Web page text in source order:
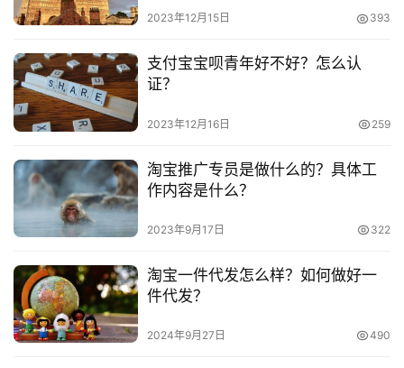
淘宝开店个人和企业七大区别
本文来自投稿，不代表早谈创业网立场，作者：欧阳, 微澜，如
https://www.zaotuan.com.cn/141357.html
版权声明：本文内容由互联网用户自发贡献，该文观点仅代表
作者本人。本站仅提供信息存储空间服务，不拥有所有权，不
容， 请发送邮件至153055113@qq.com举报，一经查实，
本站将立刻删除。
2023年12月15日 393
支付宝宝呗青年好不好？怎么认
证？
2023年12月16日 259
淘宝推广专员是做什么的？具体工
作内容是什么？
2023年9月17日 322
淘宝一件代发怎么样？如何做好一
件代发？
2024年9月27日 490